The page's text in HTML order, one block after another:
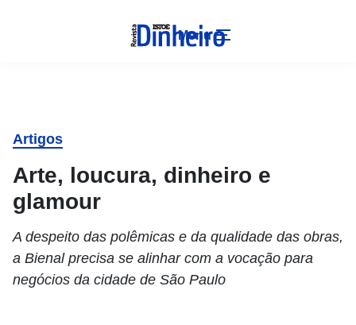
Menu
Artigos
Arte, loucura, dinheiro e
glamour
A despeito das polêmicas e da qualidade das obras,
a Bienal precisa se alinhar com a vocação para
negócios da cidade de São Paulo